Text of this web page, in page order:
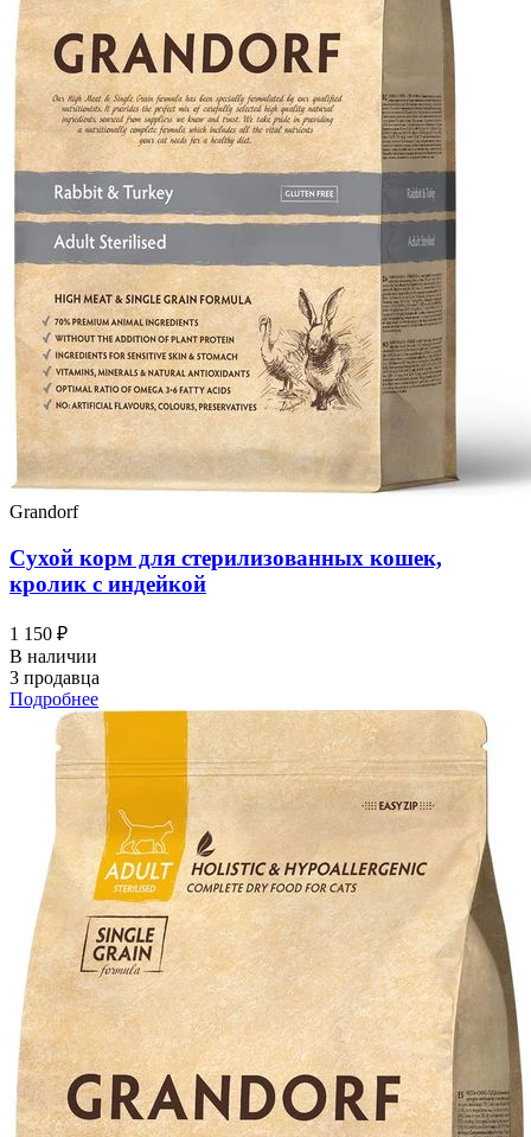
Grandorf
Сухой корм для стерилизованных кошек,
кролик с индейкой
1 150 ₽
В наличии
3 продавца
Подробнее